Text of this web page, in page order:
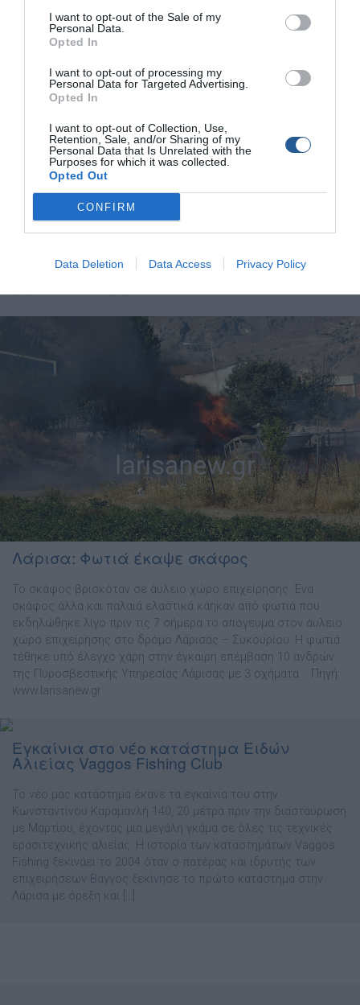
I want to opt-out of the Sale of my
Personal Data.
Opted In
I want to opt-out of processing my
Personal Data for Targeted Advertising.
Opted In
I want to opt-out of Collection, Use,
Retention, Sale, and/or Sharing of my
Personal Data that Is Unrelated with the
Purposes for which it was collected.
Opted Out
CONFIRM
Data Deletion Data Access Privacy Policy
Με χειροπέδες ψαράδες στη Λάρισα –
Τους έπιασαν με ψαριά 400 κιλών,
φουσκωτό και αδιάβροχες στολές
Συνελήφθησαν σήμερα Πέμπτη (04-02-2021) τις πρώτες
αστυνομικούς της Ομάδας Πρόληψης και Καταστολής
Εγκληματικότητας (Ο.Π.Κ.Ε.) Λάρισας, δύο ημεδαποί άνδρες,
δράστες κατελήφθησαν να επιβαίνουν σε Ι.Χ. επιβατικό
αυτοκίνητο, το οποίο ήταν έμφορτο με: – μία (1) φουσκωτή
Λάρισα: Φωτιά έκαψε σκάφος
Το σκάφος βρισκόταν σε άυλειο χώρο επιχείρησης. Ένα
σκάφος άλλα και παλαιά ελαστικά κάηκαν από φωτιά που
εκδηλώθηκε λίγο πριν τις 7 σήμερα το απόγευμα στον άυλειο
χώρο επιχείρησης στο δρόμο Λάρισας – Συκουρίου. Η φωτιά
τέθηκε υπό έλεγχο χάρη στην έγκαιρη επέμβαση 10 ανδρών
της Πυροσβεστικής Υπηρεσίας Λάρισας με 3 οχήματα. Πηγή:
www.larisanew.gr
Eγκαίνια στο νέο κατάστημα Ειδών
Αλιείας Vaggos Fishing Club
Το νέο µας κατάστηµα έκανε τα εγκαίνια του στην
Κωνσταντίνου Καραµανλή 140, 20 µέτρα πριν την διασταύρωση
µε Μαρτίου, έχοντας µια µεγάλη γκάµα σε όλες τις τεχνικές
ερασιτεχνικής αλιείας. Η ιστορία των καταστηµάτων Vaggos
Fishing ξεκινάει το 2004 όταν ο πατέρας και ιδρυτής των
επιχειρήσεων Βάγγος ξεκίνησε το πρώτο κατάστηµα στην
Λάρισα µε όρεξη και […]